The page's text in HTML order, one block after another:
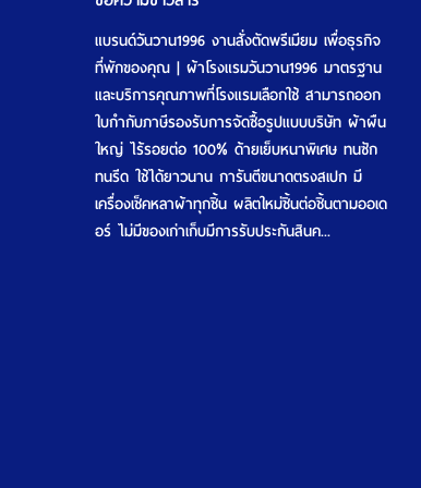
แบรนด์วันวาน1996 งานสั่งตัดพรีเมียม เพื่อธุรกิจ
ที่พักของคุณ | ผ้าโรงแรมวันวาน1996 มาตรฐาน
และบริการคุณภาพที่โรงแรมเลือกใช้ สามารถออก
ใบกำกับภาษีรองรับการจัดซื้อรูปแบบบริษัท ผ้าผืน
ใหญ่ ไร้รอยต่อ 100% ด้ายเย็บหนาพิเศษ ทนซัก
ทนรีด ใช้ได้ยาวนาน การันตีขนาดตรงสเปก มี
เครื่องเช็คหลาผ้าทุกชิ้น ผลิตใหม่ชิ้นต่อชิ้นตามออเด
อร์ ไม่มีของเก่าเก็บมีการรับประกันสินค...